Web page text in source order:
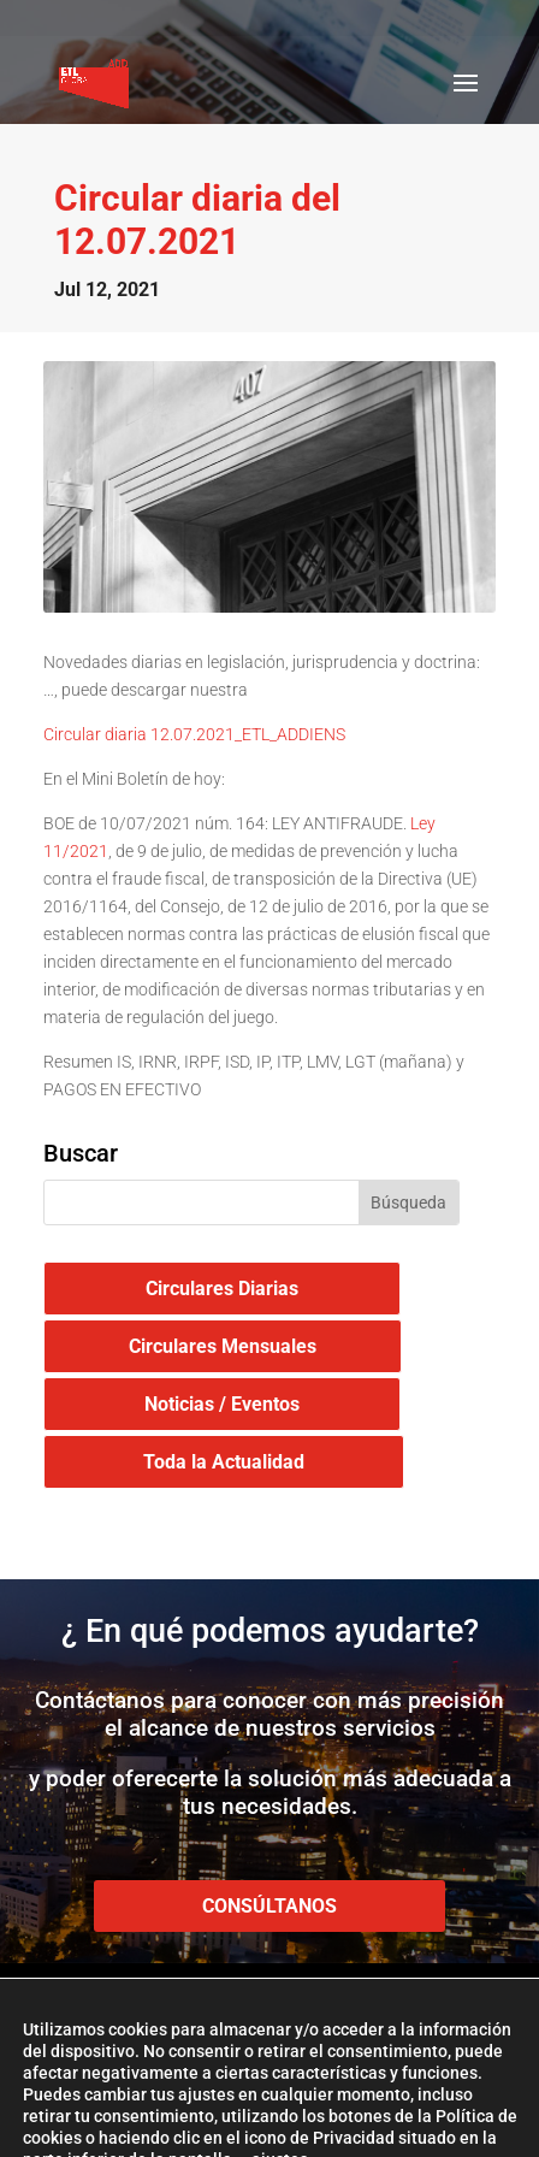
Circular diaria del
12.07.2021
Jul 12, 2021
Novedades diarias en legislación, jurisprudencia y doctrina:
…, puede descargar nuestra
Circular diaria 12.07.2021_ETL_ADDIENS
En el Mini Boletín de hoy:
BOE de 10/07/2021 núm. 164: LEY ANTIFRAUDE. Ley
11/2021 , de 9 de julio, de medidas de prevención y lucha
contra el fraude fiscal, de transposición de la Directiva (UE)
2016/1164, del Consejo, de 12 de julio de 2016, por la que se
establecen normas contra las prácticas de elusión fiscal que
inciden directamente en el funcionamiento del mercado
interior, de modificación de diversas normas tributarias y en
materia de regulación del juego.
Resumen IS, IRNR, IRPF, ISD, IP, ITP, LMV, LGT (mañana) y
PAGOS EN EFECTIVO
Buscar
Circulares Diarias
Circulares Mensuales
Noticias / Eventos
Toda la Actualidad
¿ En qué podemos ayudarte?
Contáctanos para conocer con más precisión
el alcance de nuestros servicios
y poder oferecerte la solución más adecuada a
tus necesidades.
CONSÚLTANOS
www.etlglobaladd.com
Copyright 2024 © ETL GLOBAL ADD
Utilizamos cookies para almacenar y/o acceder a la información
del dispositivo. No consentir o retirar el consentimiento, puede
afectar negativamente a ciertas características y funciones.
Puedes cambiar tus ajustes en cualquier momento, incluso
retirar tu consentimiento, utilizando los botones de la Política de
cookies o haciendo clic en el icono de Privacidad situado en la